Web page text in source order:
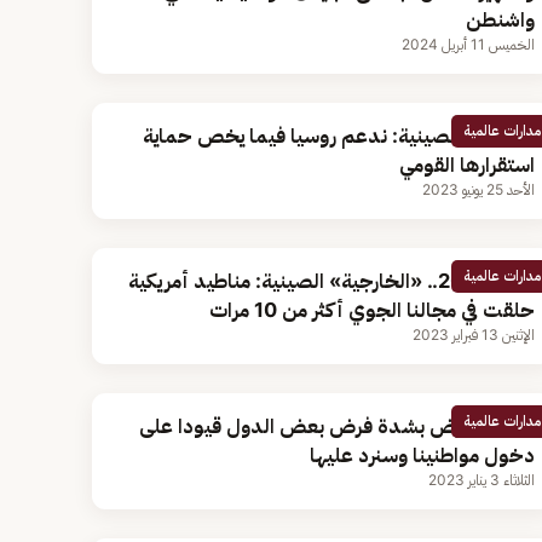
واشنطن
الخميس 11 أبريل 2024
مدارات عالمية
الخارجية الصينية: ندعم روسيا فيما يخص حماية
استقرارها القومي
الأحد 25 يونيو 2023
مدارات عالمية
خلال 2022.. «الخارجية» الصينية: مناطيد أمريكية
حلقت في مجالنا الجوي أكثر من 10 مرات
الإثنين 13 فبراير 2023
مدارات عالمية
بكين: نعارض بشدة فرض بعض الدول قيودا على
دخول مواطنينا وسنرد عليها
الثلاثاء 3 يناير 2023